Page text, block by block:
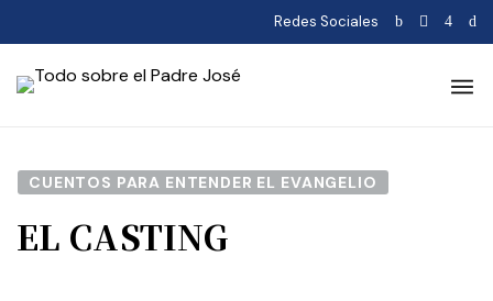
Redes Sociales
CUENTOS PARA ENTENDER EL EVANGELIO
EL CASTING